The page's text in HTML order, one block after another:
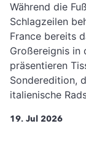
Während die
Schlagzeilen
France bereits
Großereignis in
präsentieren
Sonderedition,
italienische
19. Jul 2026